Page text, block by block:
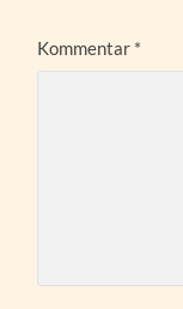
Kommentar *